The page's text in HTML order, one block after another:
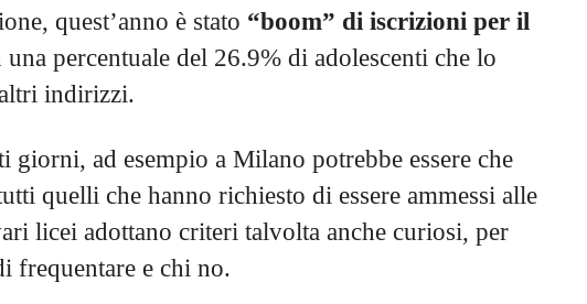
quest’anno è stato “boom” di iscrizioni per il
una percentuale del 26.9% di adolescenti che lo
indirizzi.
giorni, ad esempio a Milano potrebbe essere che
quelli che hanno richiesto di essere ammessi alle
licei adottano criteri talvolta anche curiosi, per
frequentare e chi no.